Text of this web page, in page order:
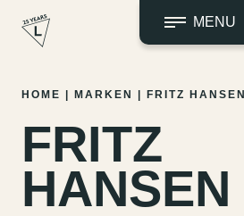
Zum
springen
MENU
HOME MARKEN FRITZ HANSEN
FRITZ
HANSEN